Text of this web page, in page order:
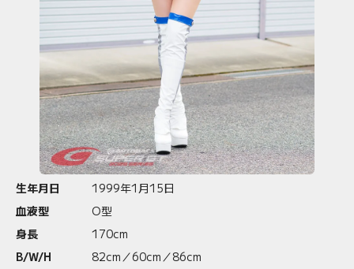
生年月日
1999年1月15日
血液型
O型
身長
170cm
B/W/H
82cm／60cm／86cm